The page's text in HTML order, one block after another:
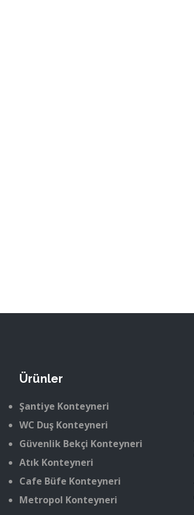
Ürünler
Şantiye Konteyneri
WC Duş Konteyneri
Güvenlik Bekçi Konteyneri
Atık Konteyneri
Cafe Büfe Konteyneri
Metropol Konteyneri